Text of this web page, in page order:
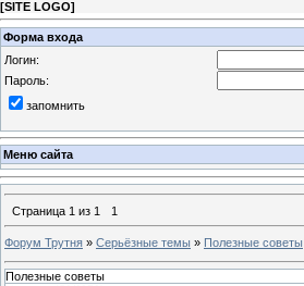
[SITE LOGO]
Форма входа
Логин:
Пароль:
запомнить
Меню сайта
Страница 1 из 1 1
Форум Трутня » Серьёзные темы » Полезные советы
Полезные советы